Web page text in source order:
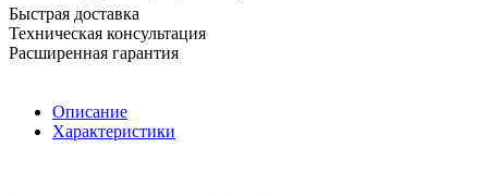
Быстрая доставка
Техническая консультация
Расширенная гарантия
Описание
Характеристики